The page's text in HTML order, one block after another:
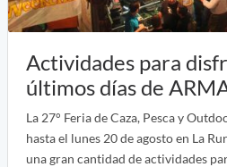
Actividades para
últimos días de
La 27° Feria de Caza, Pesca y
hasta el lunes 20 de agosto en La
una gran cantidad de actividades